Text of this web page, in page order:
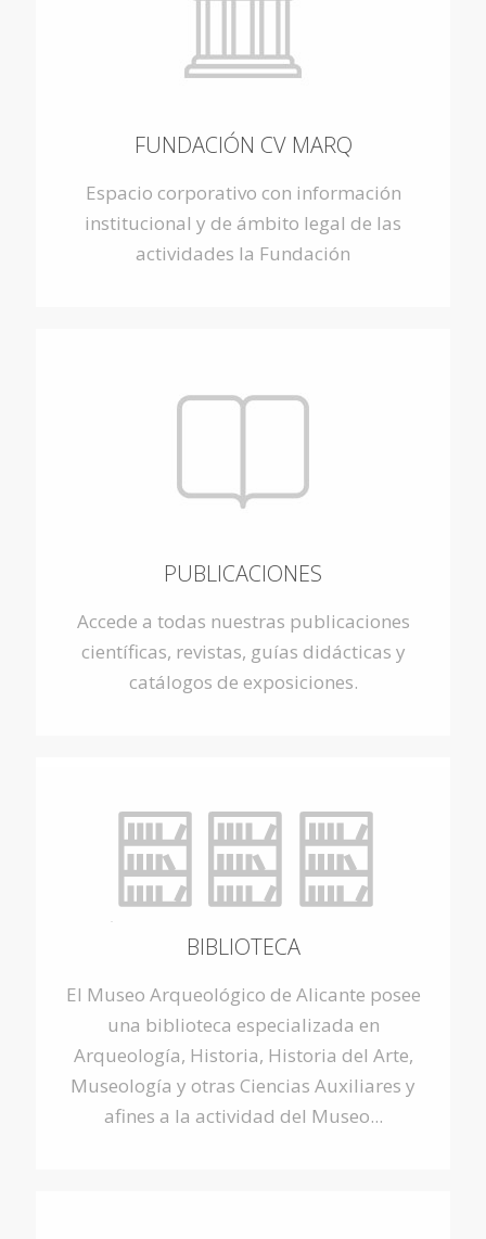
FUNDACIÓN CV MARQ
Espacio corporativo con información
institucional y de ámbito legal de las
actividades la Fundación
PUBLICACIONES
Accede a todas nuestras publicaciones
científicas, revistas, guías didácticas y
catálogos de exposiciones.
BIBLIOTECA
El Museo Arqueológico de Alicante posee
una biblioteca especializada en
Arqueología, Historia, Historia del Arte,
Museología y otras Ciencias Auxiliares y
afines a la actividad del Museo...